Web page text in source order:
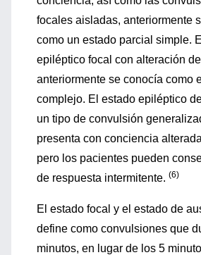
focales aisladas, anteriormente
como un estado parcial simple.
epiléptico focal con alteración
anteriormente se conocía como
complejo. El estado epiléptico
un tipo de convulsión
presenta con conciencia
pero los pacientes pueden
de respuesta intermitente. (6)
El estado focal y el estado de
define como convulsiones que
minutos, en lugar de los 5